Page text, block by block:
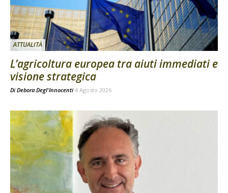
ATTUALITÀ
L’agricoltura europea tra aiuti immediati e
visione strategica
Di Debora Degl'Innocenti 4 Agosto 2026